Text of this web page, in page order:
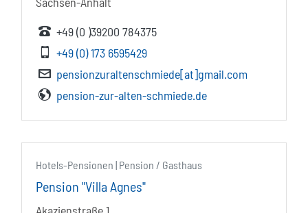
+49 (0 )39200 784375
+49 (0) 173 6595429
pensionzuraltenschmiede[at]gmail.com
pension-zur-alten-schmiede.de
Hotels-Pensionen | Pension / Gasthaus
Pension "Villa Agnes"